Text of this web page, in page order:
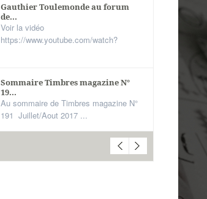
Gauthier Toulemonde au forum
de...
Voir la vidéo
https://www.youtube.com/watch?
Sommaire Timbres magazine N°
19...
Au sommaire de Timbres magazine N°
191 Juillet/Aout 2017 ...